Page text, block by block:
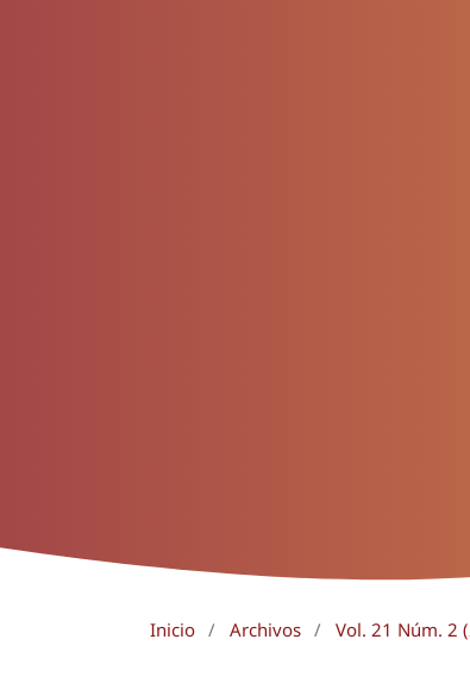
Inicio / Archivos / Vol. 21 Núm. 2